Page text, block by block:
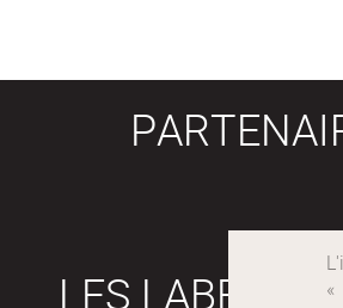
LES LABEX